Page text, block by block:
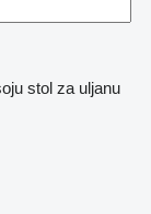
stol za uljanu